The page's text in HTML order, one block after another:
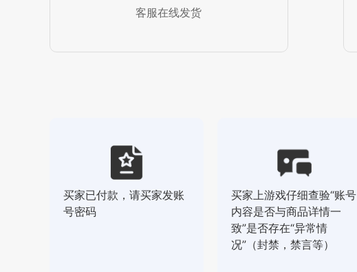
客服在线发货
买家已付款，请买家发账
号密码
买家上游戏仔细查验“账号
内容是否与商品详情一
致”是否存在“异常情
况”（封禁，禁言等）